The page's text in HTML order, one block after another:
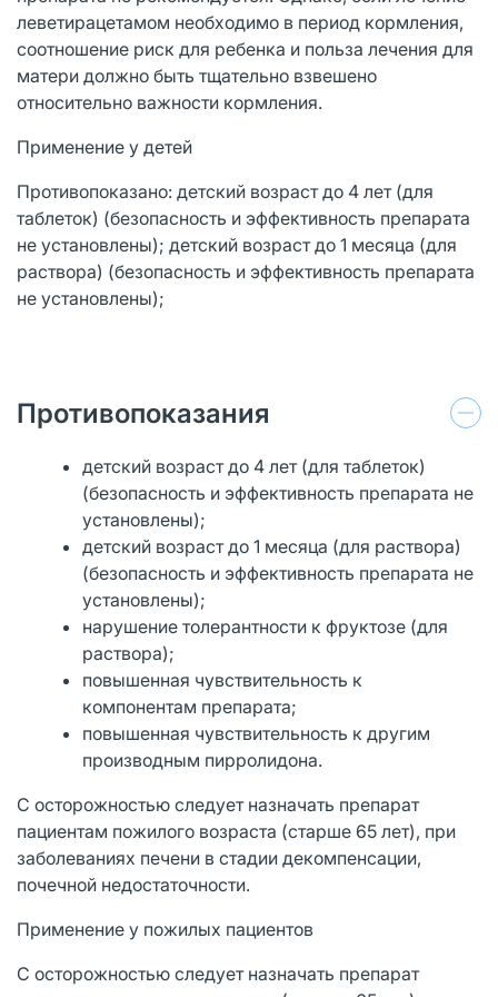
леветирацетамом необходимо в период кормления,
соотношение риск для ребенка и польза лечения для
матери должно быть тщательно взвешено
относительно важности кормления.
Применение у детей
Противопоказано: детский возраст до 4 лет (для
таблеток) (безопасность и эффективность препарата
не установлены); детский возраст до 1 месяца (для
раствора) (безопасность и эффективность препарата
не установлены);
Противопоказания
детский возраст до 4 лет (для таблеток)
(безопасность и эффективность препарата не
установлены);
детский возраст до 1 месяца (для раствора)
(безопасность и эффективность препарата не
установлены);
нарушение толерантности к фруктозе (для
раствора);
повышенная чувствительность к
компонентам препарата;
повышенная чувствительность к другим
производным пирролидона.
С осторожностью следует назначать препарат
пациентам пожилого возраста (старше 65 лет), при
заболеваниях печени в стадии декомпенсации,
почечной недостаточности.
Применение у пожилых пациентов
С осторожностью следует назначать препарат